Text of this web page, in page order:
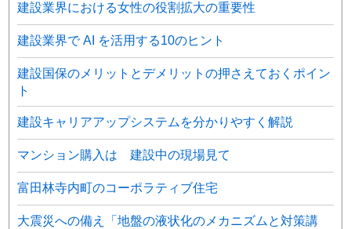
建設業界における女性の役割拡大の重要性
建設業界で AI を活用する10のヒント
建設国保のメリットとデメリットの押さえておくポイン
ト
建設キャリアアップシステムを分かりやすく解説
マンション購入は 建設中の現場見て
富田林寺内町のコーポラティブ住宅
大震災への備え「地盤の液状化のメカニズムと対策講